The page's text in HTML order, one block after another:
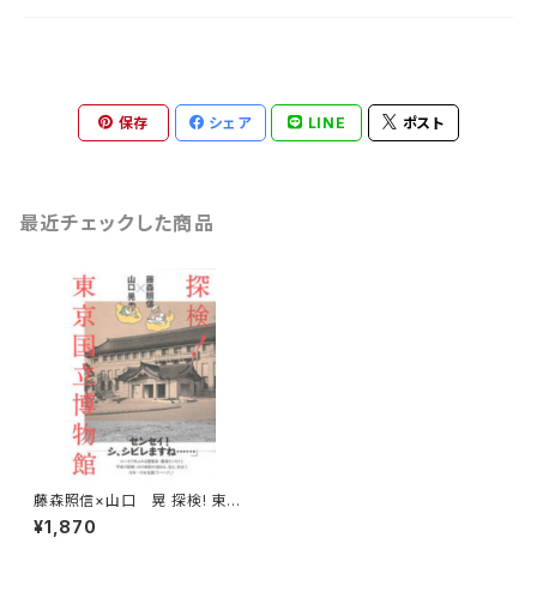
保存 シェア LINE ポスト
最近チェックした商品
藤森照信×山口 晃 探検! 東京
国立博物館 【著】藤森照信・山
口 晃
¥1,870